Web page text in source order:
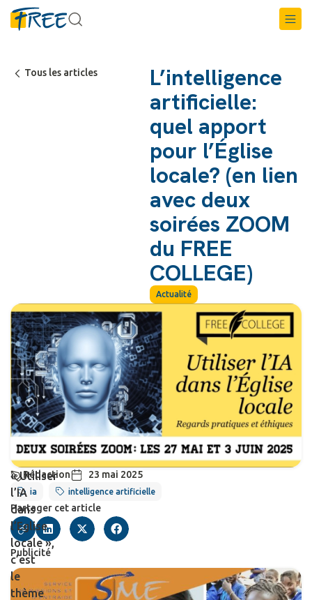
Tous les articles
L’intelligence
artificielle:
quel apport
pour l’Église
locale? (en lien
avec deux
soirées ZOOM
du FREE
COLLEGE)
Actualité
Rédaction 23 mai 2025
ia intelligence artificielle
Partager cet article
Publicité
« Utiliser
l’IA
dans
l’Eglise
locale »,
c’est
le
thème